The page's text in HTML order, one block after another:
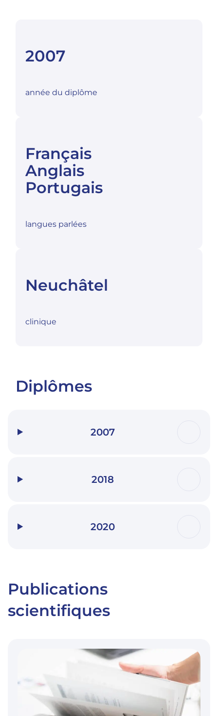
2007
année du diplôme
Français
Anglais
Portugais
langues parlées
Neuchâtel
clinique
Diplômes
2007
2018
2020
Publications
scientifiques